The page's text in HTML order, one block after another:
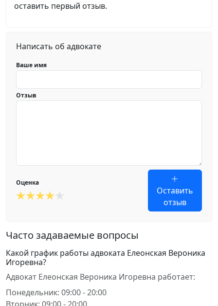
оставить первый отзыв.
Написать об адвокате
Ваше имя
Отзыв
Оценка
Оставить
отзыв
Часто задаваемые вопросы
Какой график работы адвоката Елеонская Вероника
Игоревна?
Адвокат Елеонская Вероника Игоревна работает:
Понедельник: 09:00 - 20:00